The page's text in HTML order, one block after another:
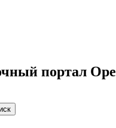
портал